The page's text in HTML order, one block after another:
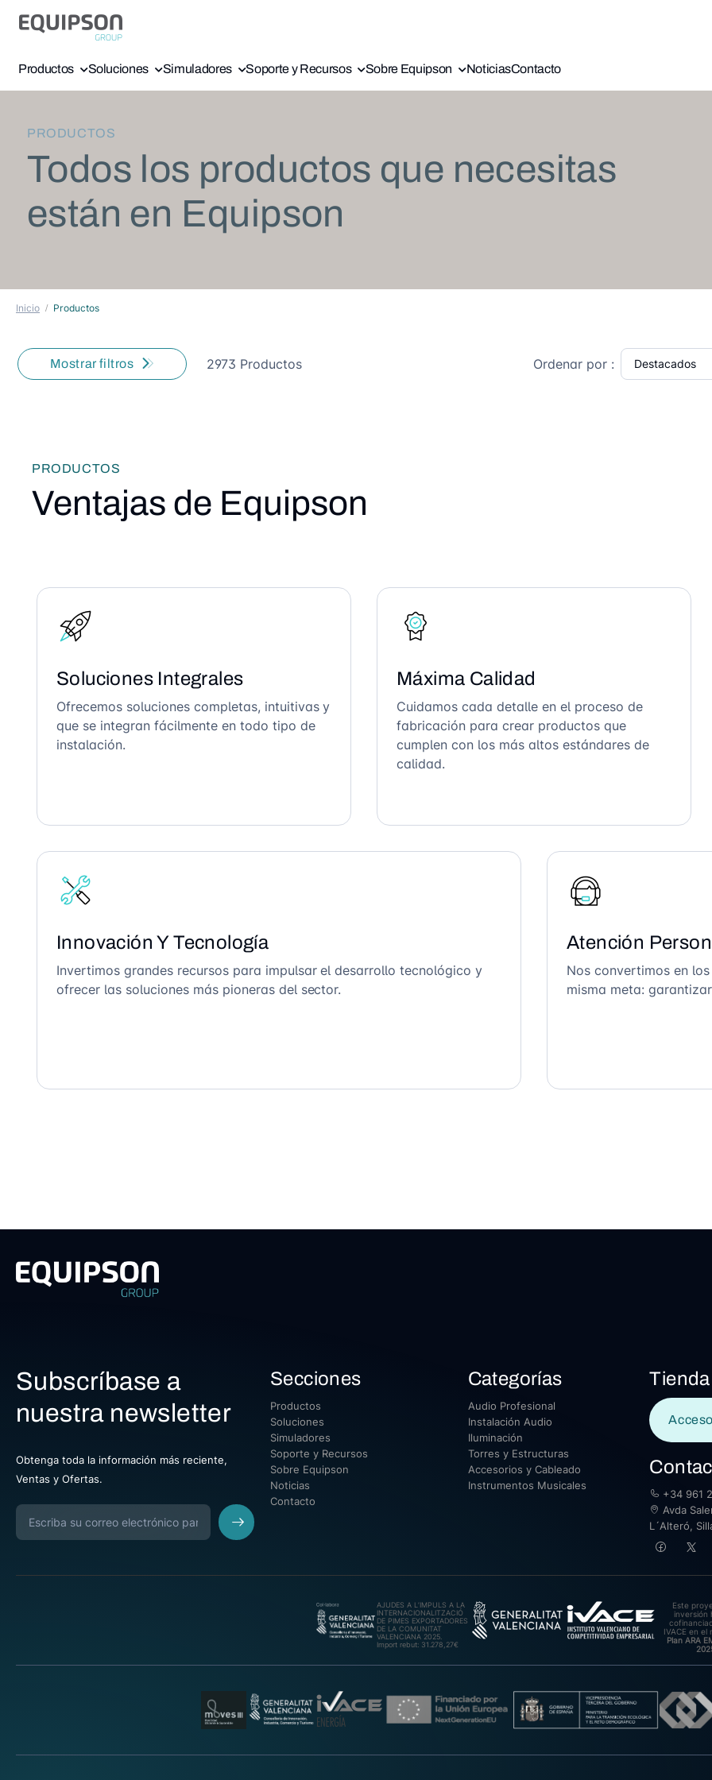
Productos Soluciones Simuladores Soporte y Recursos Sobre Equipson NoticiasContacto
PRODUCTOS
Todos los productos que necesitas
están en Equipson
Inicio Productos
Mostrar filtros 2973 Productos Ordenar por :
PRODUCTOS
Ventajas de Equipson
Soluciones Integrales
Ofrecemos soluciones completas, intuitivas y
que se integran fácilmente en todo tipo de
instalación.
Máxima Calidad
Cuidamos cada detalle en el proceso de
fabricación para crear productos que
cumplen con los más altos estándares de
calidad.
Innovación Y Tecnología
Invertimos grandes recursos para impulsar el desarrollo tecnológico y
ofrecer las soluciones más pioneras del sector.
Atención
Nos convertimos en
misma meta:
Subscríbase a
nuestra newsletter
Obtenga toda la información más reciente,
Ventas y Ofertas.
Secciones
Productos
Soluciones
Simuladores
Soporte y Recursos
Sobre Equipson
Noticias
Contacto
Categorías
Audio Profesional
Instalación Audio
Iluminación
Torres y Estructuras
Accesorios y Cableado
Instrumentos Musicales
Tienda
+34 961
Avda
L´Alteró,
AJUDES A L’IMPULS A LA
INTERNACIONALITZACIÓ
DE PIMES EXPORTADORES
DE LA COMUNITAT
VALENCIANA 2025.
Import rebut: 31.278,27€
Este
inversión
IVACE en el
Plan ARA